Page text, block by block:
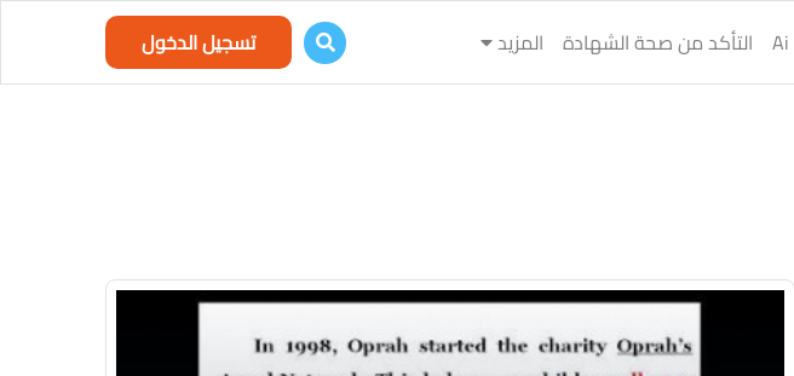
التأكد من صحة الشهادة المزيد تسجيل الدخول